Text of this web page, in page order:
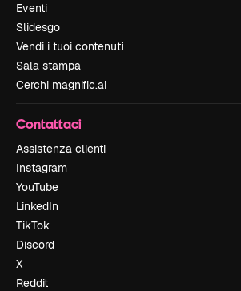
Eventi
Slidesgo
Vendi i tuoi contenuti
Sala stampa
Cerchi magnific.ai
Contattaci
Assistenza clienti
Instagram
YouTube
LinkedIn
TikTok
Discord
X
Reddit